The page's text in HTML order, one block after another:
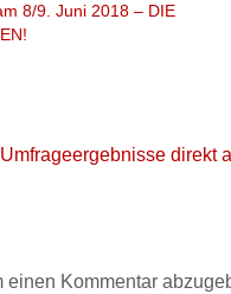
8/9. Juni 2018 – DIE
direkt
einen Kommentar